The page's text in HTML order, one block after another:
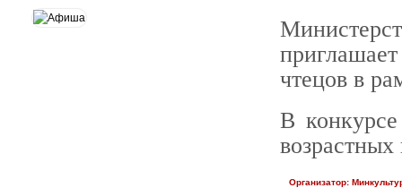
чтецов в
В
возрастных
Организатор: